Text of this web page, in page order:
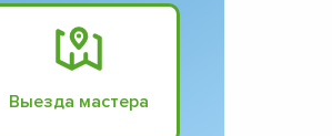
Выезда мастера